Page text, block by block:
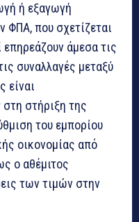
ή εξαγωγή
ΦΠΑ, που σχετίζεται
άμεσα τις
συναλλαγές μεταξύ
είναι
στήριξη της
του εμπορίου
οικονομίας από
ο αθέμιτος
των τιμών στην